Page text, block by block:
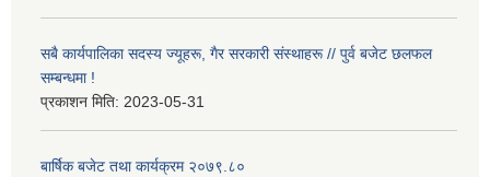
सबै कार्यपालिका सदस्य ज्यूहरू, गैर सरकारी संस्थाहरू // पुर्व बजेट छलफल
सम्बन्धमा !
प्रकाशन मिति: 2023-05-31
बार्षिक बजेट तथा कार्यक्रम २०७९.८०